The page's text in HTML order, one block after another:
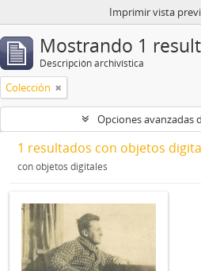
Imprimir vista
Mostrando 1
Descripción archivística
Colección
Opciones avanzadas
1 resultados con objetos
con objetos digitales